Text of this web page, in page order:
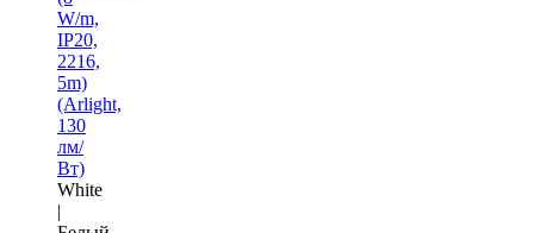
W/m,
IP20,
2216,
5m)
(Arlight,
130
лм/
Вт)
White
|